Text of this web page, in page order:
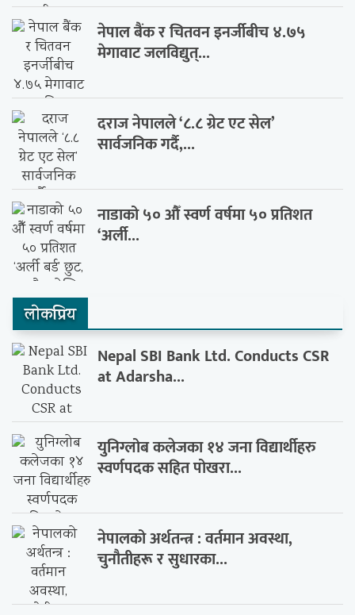
नेपाल बैंक र चितवन इनर्जीबीच ४.७५
मेगावाट जलविद्युत्...
दराज नेपालले ‘८.८ ग्रेट एट सेल’
सार्वजनिक गर्दै,...
नाडाको ५० औँ स्वर्ण वर्षमा ५० प्रतिशत
‘अर्ली...
लाेकप्रिय
Nepal SBI Bank Ltd. Conducts CSR
at Adarsha...
युनिग्लोब कलेजका १४ जना विद्यार्थीहरु
स्वर्णपदक सहित पोखरा...
नेपालको अर्थतन्त्र : वर्तमान अवस्था,
चुनौतीहरू र सुधारका...